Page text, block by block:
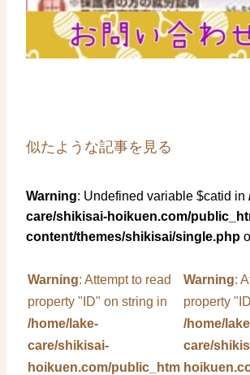
似たような記事を見る
Warning: Undefined variable $catid in
care/shikisai-hoikuen.com/
content/themes/shikisai/single.php
Warning: Attempt to read
property "ID" on string in
/home/lake-
care/shikisai-
hoikuen.com/public_html/wp-
Warning:
property
/home/
care/